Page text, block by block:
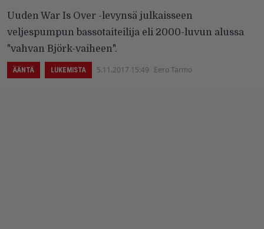
Uuden War Is Over -levynsä julkaisseen
veljespumpun bassotaiteilija eli 2000-luvun alussa
"vahvan Björk-vaiheen".
ÄÄNTÄ LUKEMISTA 5.11.2017 15:49 Eero Tarmo